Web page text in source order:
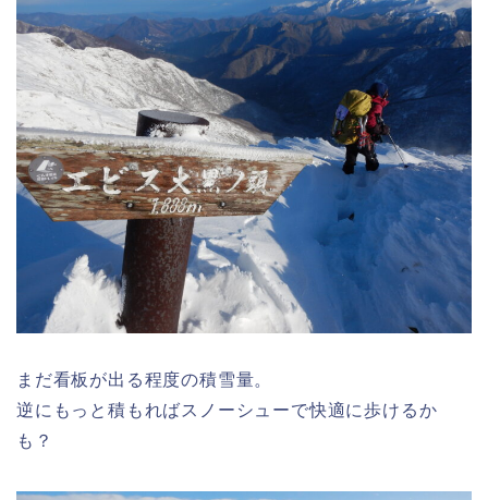
まだ看板が出る程度の積雪量。
逆にもっと積もればスノーシューで快適に歩けるか
も？